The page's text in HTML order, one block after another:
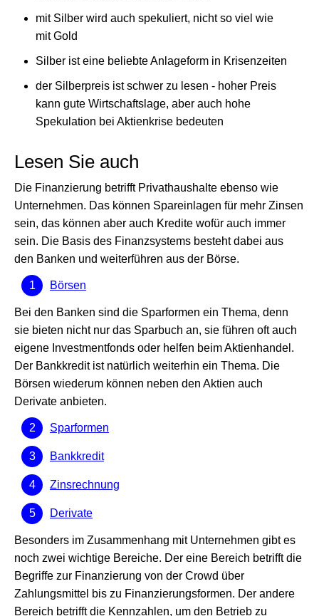
mit Silber wird auch spekuliert, nicht so viel wie
mit Gold
Silber ist eine beliebte Anlageform in Krisenzeiten
der Silberpreis ist schwer zu lesen - hoher Preis
kann gute Wirtschaftslage, aber auch hohe
Spekulation bei Aktienkrise bedeuten
Lesen Sie auch
Die Finanzierung betrifft Privathaushalte ebenso wie
Unternehmen. Das können Spareinlagen für mehr Zinsen
sein, das können aber auch Kredite wofür auch immer
sein. Die Basis des Finanzsystems besteht dabei aus
den Banken und weiterführen aus der Börse.
Börsen
Bei den Banken sind die Sparformen ein Thema, denn
sie bieten nicht nur das Sparbuch an, sie führen oft auch
eigene Investmentfonds oder helfen beim Aktienhandel.
Der Bankkredit ist natürlich weiterhin ein Thema. Die
Börsen wiederum können neben den Aktien auch
Derivate anbieten.
Sparformen
Bankkredit
Zinsrechnung
Derivate
Besonders im Zusammenhang mit Unternehmen gibt es
noch zwei wichtige Bereiche. Der eine Bereich betrifft die
Begriffe zur Finanzierung von der Crowd über
Zahlungsmittel bis zu Finanzierungsformen. Der andere
Bereich betrifft die Kennzahlen, um den Betrieb zu